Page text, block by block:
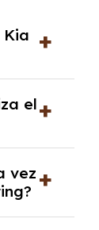
Kia
el
vez